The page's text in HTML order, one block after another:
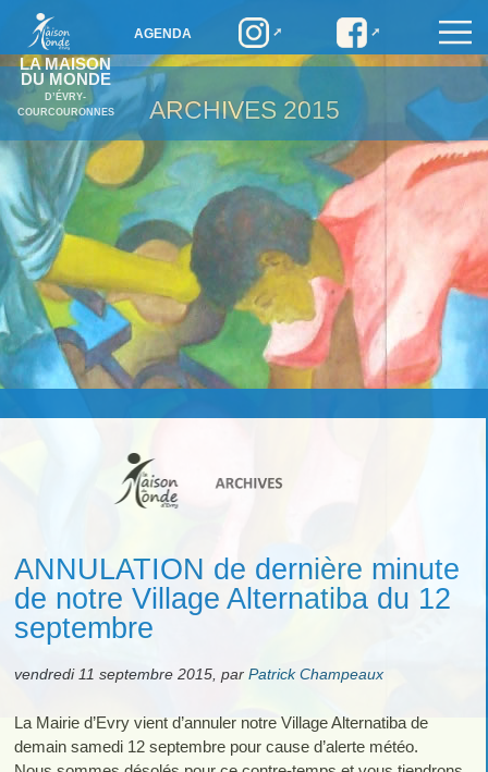
LA MAISON
DU MONDE
D’ÉVRY-
COURCOURONNES
AGENDA
ARCHIVES 2015
ANNULATION de dernière minute
de notre Village Alternatiba du 12
septembre
vendredi 11 septembre 2015, par Patrick Champeaux
La Mairie d’Evry vient d’annuler notre Village Alternatiba de
demain samedi 12 septembre pour cause d’alerte météo.